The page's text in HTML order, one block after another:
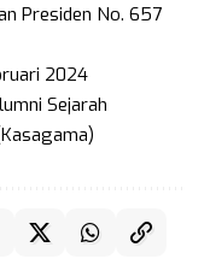
Presiden No. 657
2024
Sejarah